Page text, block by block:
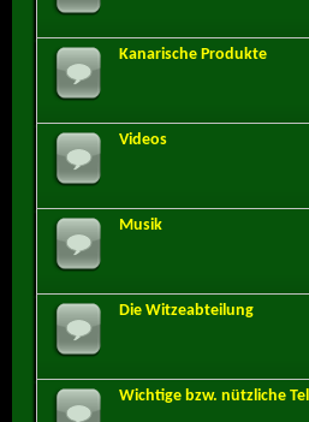
Kanarische Produkte
Videos
Musik
Die Witzeabteilung
Wichtige bzw. nützliche